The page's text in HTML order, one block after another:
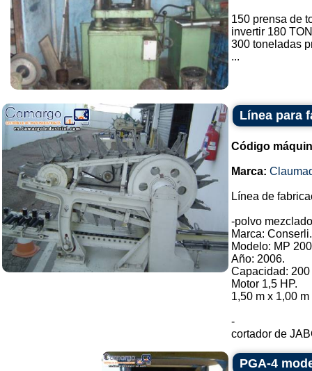
150 prensa de
invertir 180
300 toneladas
...
Línea para
Código
Marca:
Línea de
-polvo
Marca: Conserli.
Modelo: MP
Año: 2006.
Capacidad: 200
Motor 1,5 HP.
1,50 m x 1,00
-
cortador de
PGA-4